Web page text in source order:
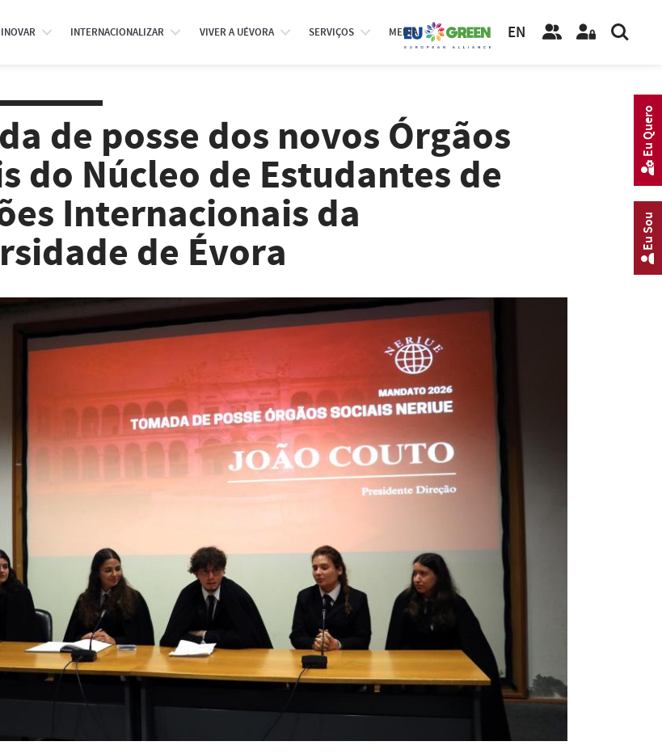
INOVAR INTERNACIONALIZAR VIVER A UÉVORA SERVIÇOS MEDIA EN
de posse dos novos Órgãos
do Núcleo de Estudantes de
Internacionais da
de Évora Eu Sou
Eu Quero